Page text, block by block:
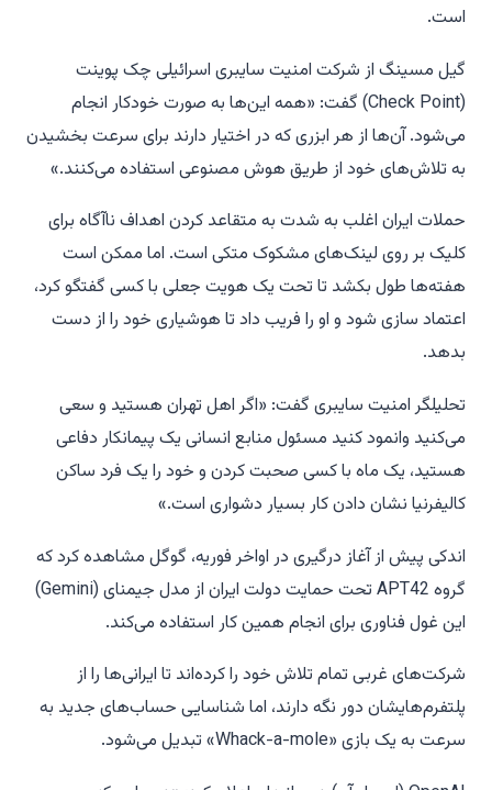
است.
گیل مسینگ از شرکت امنیت سایبری اسرائیلی چک پوینت
(Check Point) گفت: «همه این‌ها به صورت خودکار انجام
می‌شود. آن‌ها از هر ابزری که در اختیار دارند برای سرعت بخشیدن
به تلاش‌های خود از طریق هوش مصنوعی استفاده می‌کنند.»
حملات ایران اغلب به شدت به متقاعد کردن اهداف ناآگاه برای
کلیک بر روی لینک‌های مشکوک متکی است. اما ممکن است
هفته‌ها طول بکشد تا تحت یک هویت جعلی با کسی گفتگو کرد،
اعتماد سازی شود و او را فریب داد تا هوشیاری خود را از دست
بدهد.
تحلیلگر امنیت سایبری گفت: «اگر اهل تهران هستید و سعی
می‌کنید وانمود کنید مسئول منابع انسانی یک پیمانکار دفاعی
هستید، یک ماه با کسی صحبت کردن و خود را یک فرد ساکن
کالیفرنیا نشان دادن کار بسیار دشواری است.»
اندکی پیش از آغاز درگیری در اواخر فوریه، گوگل مشاهده کرد که
گروه APT42 تحت حمایت دولت ایران از مدل جیمنای (Gemini)
این غول فناوری برای انجام همین کار استفاده می‌کند.
شرکت‌های غربی تمام تلاش خود را کرده‌اند تا ایرانی‌ها را از
پلتفرم‌هایشان دور نگه دارند، اما شناسایی حساب‌های جدید به
سرعت به یک بازی «Whack-a-mole» تبدیل می‌شود.